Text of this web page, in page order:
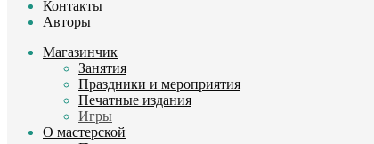
Контакты
Авторы
Магазинчик
Занятия
Праздники и мероприятия
Печатные издания
Игры
О мастерской